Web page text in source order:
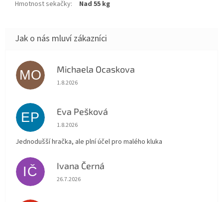
Hmotnost sekačky: Nad 55 kg
MO Michaela Ocaskova
Hodnocení obchodu je 5 z 5 hvězdiček.
1.8.2026
EP Eva Pešková
Hodnocení obchodu je 5 z 5 hvězdiček.
1.8.2026
Jednodušší hračka, ale plní účel pro malého kluka
IČ Ivana Černá
Hodnocení obchodu je 5 z 5 hvězdiček.
26.7.2026